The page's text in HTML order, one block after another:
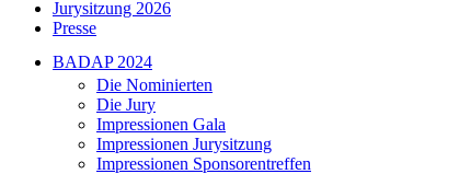
Jurysitzung 2026
Presse
BADAP 2024
Die Nominierten
Die Jury
Impressionen Gala
Impressionen Jurysitzung
Impressionen Sponsorentreffen